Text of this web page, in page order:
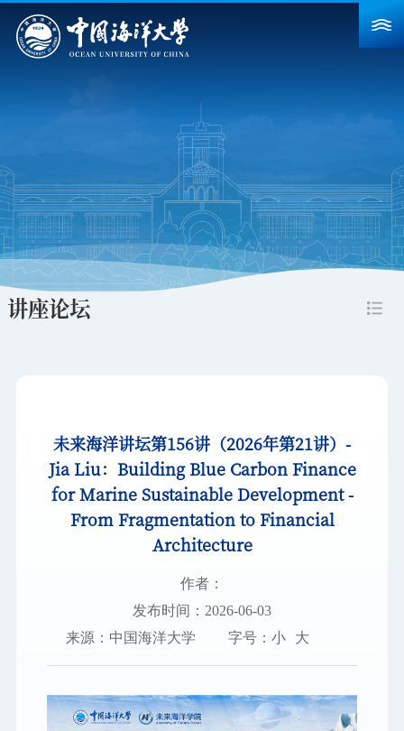
重点建设
教育教学
科学研究
图书档案
通知公告
校园服务
访客 适老
讲座论坛
未来海洋讲坛第156讲（2026年第21讲）-
Jia Liu：Building Blue Carbon Finance
for Marine Sustainable Development -
From Fragmentation to Financial
Architecture
作者：
发布时间：2026-06-03
来源：中国海洋大学
字号：小 大